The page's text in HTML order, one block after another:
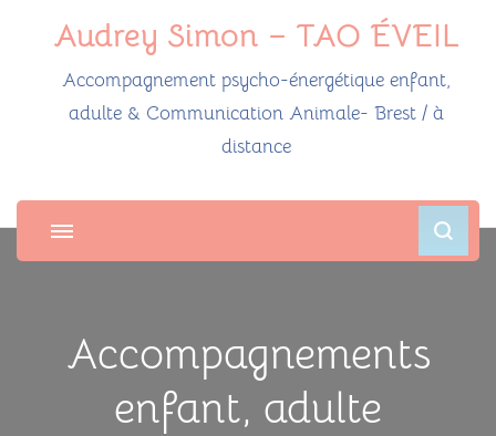
Audrey Simon – TAO ÉVEIL
Accompagnement psycho-énergétique enfant,
adulte & Communication Animale- Brest / à
distance
Accompagnements
enfant, adulte